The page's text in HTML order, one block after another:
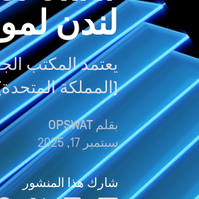
لندن
يعتمد المكتب
(المملكة
بقلمOPSWAT
سبتمبر 17, 2025
شارك هذا المنشور